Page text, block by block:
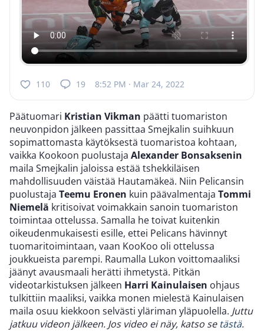
110 19 8:52 PM · Mar 24, 2022
Päätuomari Kristian Vikman päätti tuomariston
neuvonpidon jälkeen passittaa Smejkalin suihkuun
sopimattomasta käytöksestä tuomaristoa kohtaan,
vaikka Kookoon puolustaja Alexander Bonsaksenin
maila Smejkalin jaloissa estää tshekkiläisen
mahdollisuuden väistää Hautamäkeä. Niin Pelicansin
puolustaja Teemu Eronen kuin päävalmentaja Tommi
Niemelä kritisoivat voimakkain sanoin tuomariston
toimintaa ottelussa. Samalla he toivat kuitenkin
oikeudenmukaisesti esille, ettei Pelicans hävinnyt
tuomaritoimintaan, vaan KooKoo oli ottelussa
joukkueista parempi. Raumalla Lukon voittomaaliksi
jäänyt avausmaali herätti ihmetystä. Pitkän
videotarkistuksen jälkeen Harri Kainulaisen ohjaus
tulkittiin maaliksi, vaikka monen mielestä Kainulaisen
maila osuu kiekkoon selvästi yläriman yläpuolella. Juttu
jatkuu videon jälkeen. Jos video ei näy, katso se tästä.